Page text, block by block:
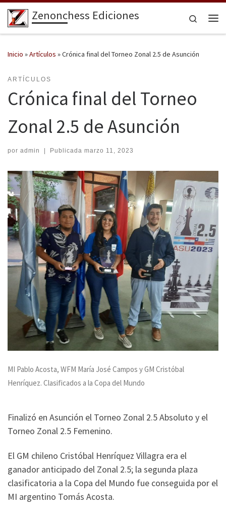
Saltar al contenido
Zenonchess Ediciones
Search
Inicio »Artículos »Crónica final del Torneo Zonal 2.5 de Asunción
ARTÍCULOS
Crónica final del Torneo
Zonal 2.5 de Asunción
por admin | Publicada marzo 11, 2023
MI Pablo Acosta, WFM María José Campos y GM Cristóbal
Henríquez. Clasificados a la Copa del Mundo
Finalizó en Asunción el Torneo Zonal 2.5 Absoluto y el
Torneo Zonal 2.5 Femenino.
El GM chileno Cristóbal Henríquez Villagra era el
ganador anticipado del Zonal 2.5; la segunda plaza
clasificatoria a la Copa del Mundo fue conseguida por el
MI argentino Tomás Acosta.